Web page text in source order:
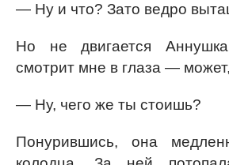
— Ну и что? Зато ведро
Но не двигается
смотрит мне в глаза —
— Ну, чего же ты стоишь?
Понурившись, она